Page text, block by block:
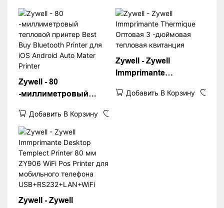
приложением для
принтера квитанции.
-дюймовый тепловой
принтер USB+Bt+Wi -
Fi
Zywell - 80
-миллиметровый
Best Buy Bluetooth
Printer для iOS
Android Auto Mater
Printer
Добавить В Корзину
Zywell - Zywell
Immprimante
-дюймовая тепловая
Добавить В Корзину
Zywell - Zywell